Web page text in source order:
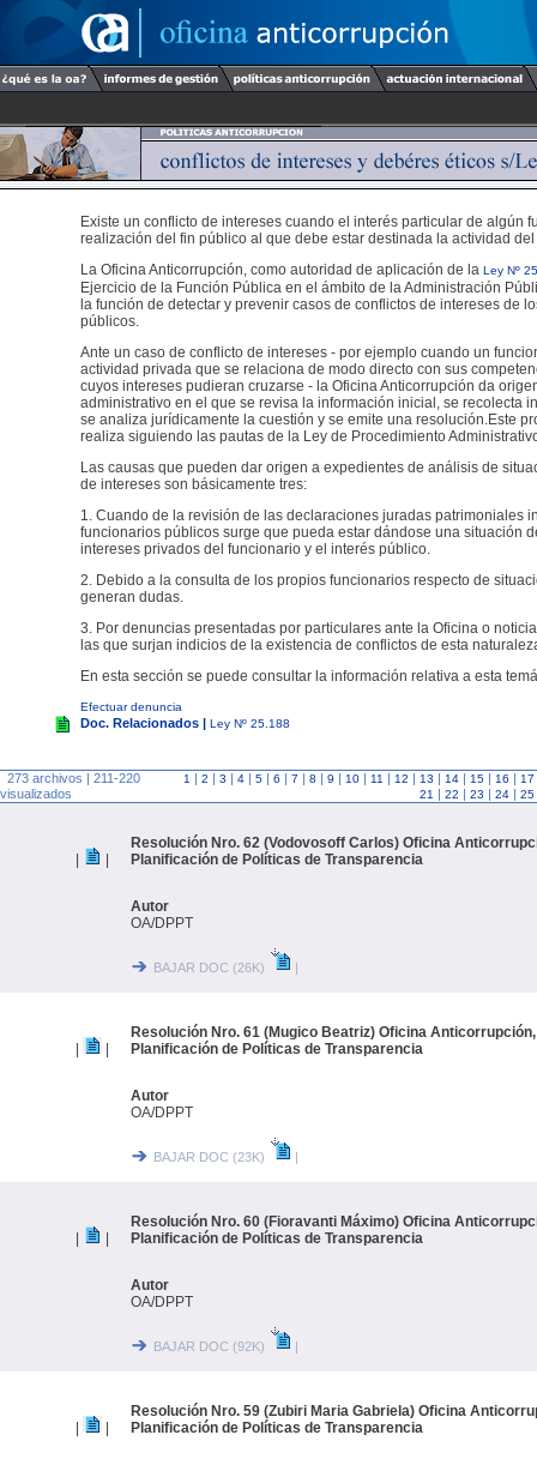
Existe un conflicto de intereses cuando el interés particular de algún
realización del fin público al que debe estar destinada la actividad del
La Oficina Anticorrupción, como autoridad de aplicación de la Ley Nº
Ejercicio de la Función Pública en el ámbito de la Administración
la función de detectar y prevenir casos de conflictos de intereses de
públicos.
Ante un caso de conflicto de intereses - por ejemplo cuando un
actividad privada que se relaciona de modo directo con sus
cuyos intereses pudieran cruzarse - la Oficina Anticorrupción da
administrativo en el que se revisa la información inicial, se recolecta
se analiza jurídicamente la cuestión y se emite una resolución.Este
realiza siguiendo las pautas de la Ley de Procedimiento
Las causas que pueden dar origen a expedientes de análisis de
de intereses son básicamente tres:
1. Cuando de la revisión de las declaraciones juradas patrimoniales
funcionarios públicos surge que pueda estar dándose una situación
intereses privados del funcionario y el interés público.
2. Debido a la consulta de los propios funcionarios respecto de
generan dudas.
3. Por denuncias presentadas por particulares ante la Oficina o
las que surjan indicios de la existencia de conflictos de esta
En esta sección se puede consultar la información relativa a esta
Efectuar denuncia
Doc. Relacionados | Ley Nº 25.188
273 archivos | 211-220
visualizados
1 | 2 | 3 | 4 | 5 | 6 | 7 | 8 | 9 | 10 | 11 | 12 | 13 | 14 | 15 | 16 | 17
21 | 22 | 23 | 24 | 25
Resolución Nro. 62 (Vodovosoff Carlos) Oficina
Planificación de Políticas de Transparencia
Autor
OA/DPPT
BAJAR DOC (26K) |
Resolución Nro. 61 (Mugico Beatriz) Oficina
Planificación de Políticas de Transparencia
Autor
OA/DPPT
BAJAR DOC (23K) |
Resolución Nro. 60 (Fioravanti Máximo) Oficina
Planificación de Políticas de Transparencia
Autor
OA/DPPT
BAJAR DOC (92K) |
Resolución Nro. 59 (Zubiri Maria Gabriela) Oficina
Planificación de Políticas de Transparencia